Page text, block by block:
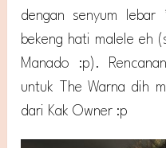
dengan senyum
bekeng hati malele eh
Manado :p).
untuk The Warna dih
dari Kak Owner :p